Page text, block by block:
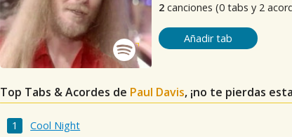
2 canciones (0 tabs y 2
Añadir tab
Top Tabs & Acordes de Paul Davis, ¡no te pierdas
Cool Night